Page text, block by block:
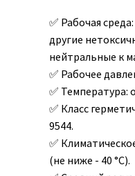
Рабочая среда:
другие
нейтральные к
Рабочее
Температура:
Класс
9544.
(не ниже - 40 °С).